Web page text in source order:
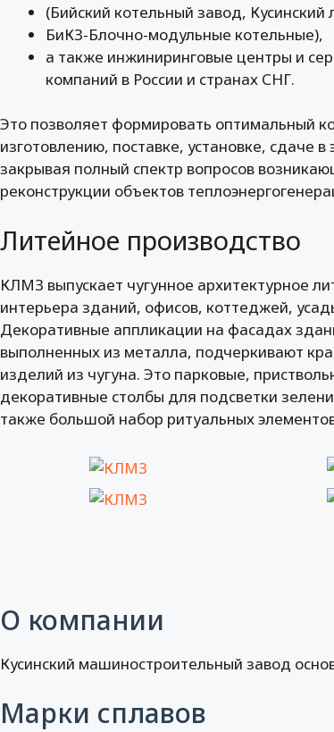
(Бийский котельный завод,
БиКЗ-Блочно-модульные котельные),
а также инжиниринговые центры и
компаний в России и странах СНГ.
Это позволяет формировать оптимальный
изготовлению, поставке, установке, сдаче
закрывая полный спектр вопросов
реконструкции объектов
Литейное производство
КЛМЗ выпускает чугунное архитектурное
интерьера зданий, офисов, коттеджей,
Декоративные аппликации на фасадах
выполненных из металла, подчеркивают
изделий из чугуна. Это парковые,
декоративные столбы для подсветки
также большой набор ритуальных
О компании
Кусинский машиностроительный завод
Марки сплавов